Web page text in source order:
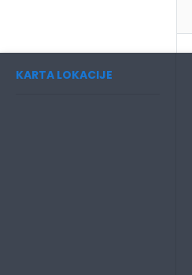
KARTA LOKACIJE